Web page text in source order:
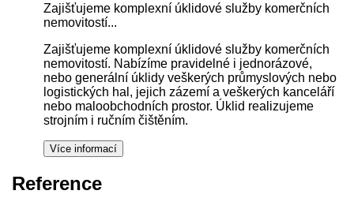
Zajišťujeme komplexní úklidové služby komerčních
nemovitostí...
Zajišťujeme komplexní úklidové služby komerčních
nemovitostí. Nabízíme pravidelné i jednorázové,
nebo generální úklidy veškerých průmyslových nebo
logistických hal, jejich zázemí a veškerých kanceláří
nebo maloobchodních prostor. Úklid realizujeme
strojním i ručním čištěním.
Reference